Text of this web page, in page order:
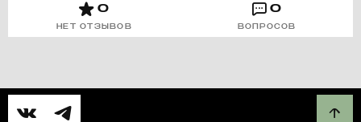
0
НЕТ ОТЗЫВОВ
0
ВОПРОСОВ